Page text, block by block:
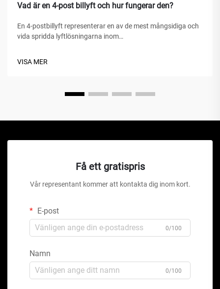
Vad är en 4-post billyft och hur fungerar den?
En 4-postbillyft representerar en av de mest mångsidiga och
vida spridda lyftlösningarna inom
VISA MER
Få ett gratispris
Vår representant kommer att kontakta dig inom kort.
E-post
0/100
Namn
0/100